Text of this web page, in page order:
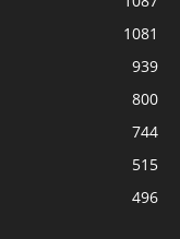
1081
939
800
744
515
496